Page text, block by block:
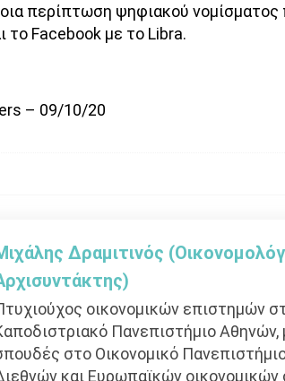
περίπτωση ψηφιακού νομίσματος
το Facebook με το Libra.
– 09/10/20
Δραμιτινός
οικονομικών επιστημών
Πανεπιστήμιο Αθηνών,
στο Οικονομικό
και Ευρωπαϊκών